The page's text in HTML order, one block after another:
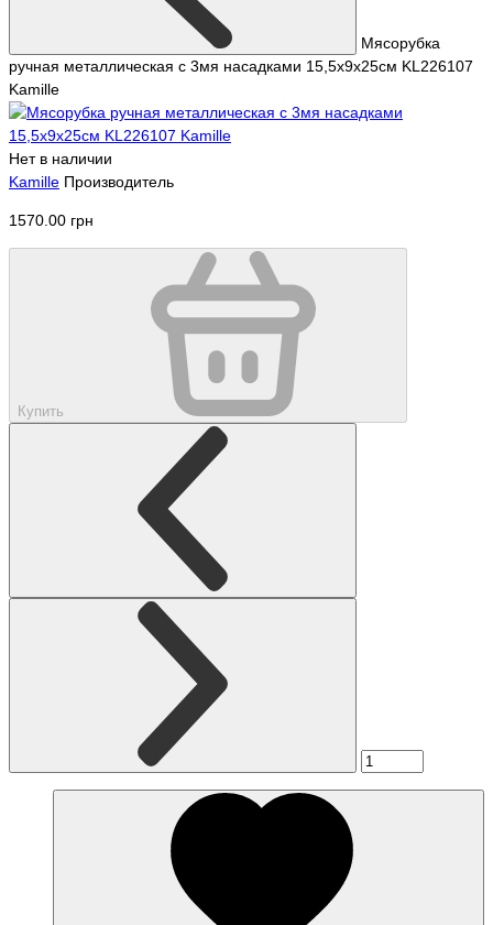
Мясорубка
ручная металлическая с 3мя насадками 15,5х9х25см KL226107
Kamille
Нет в наличии
Kamille Производитель
1570.00 грн
Купить